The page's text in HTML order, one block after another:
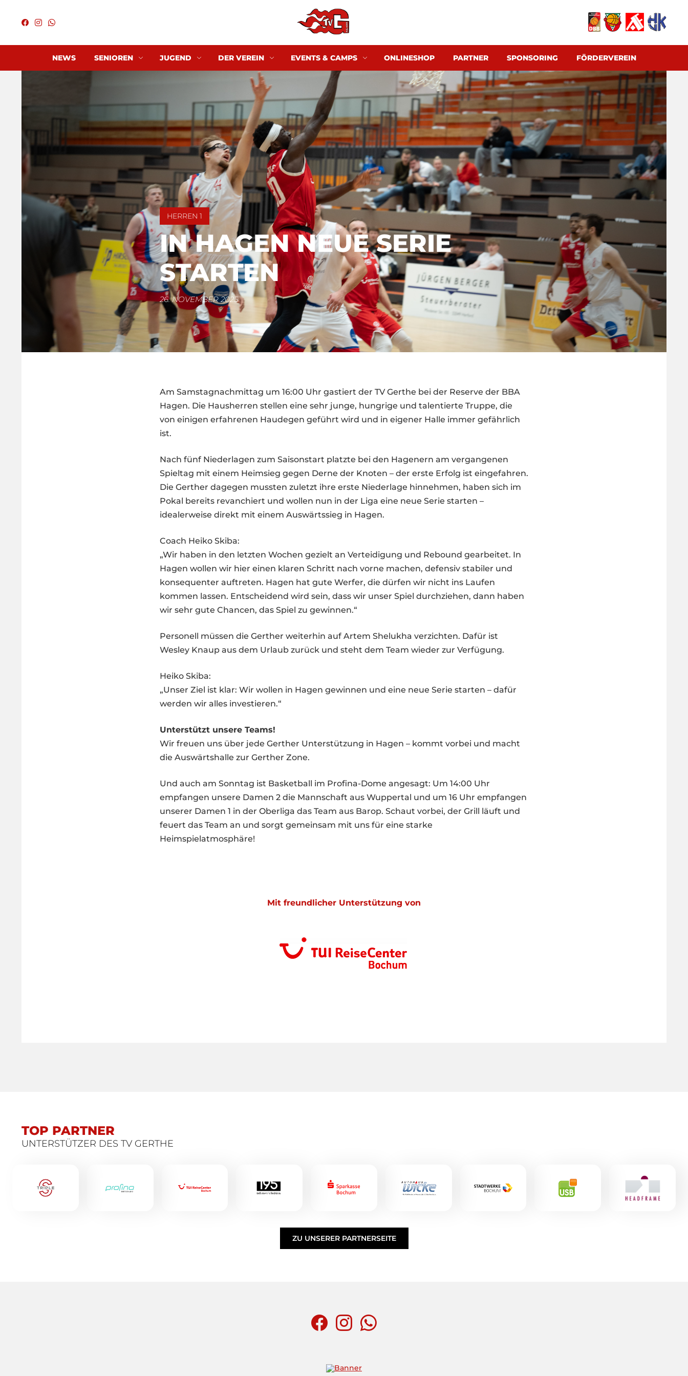
NEWS SENIOREN JUGEND DER VEREIN EVENTS & CAMPS ONLINESHOP PARTNER SPONSORING FÖRDERVEREIN
HERREN 1
IN HAGEN NEUE SERIE
STARTEN
26. NOVEMBER 2025
Am Samstagnachmittag um 16:00 Uhr gastiert der TV Gerthe bei der Reserve der BBA
Hagen. Die Hausherren stellen eine sehr junge, hungrige und talentierte Truppe, die
von einigen erfahrenen Haudegen geführt wird und in eigener Halle immer gefährlich
ist.
Nach fünf Niederlagen zum Saisonstart platzte bei den Hagenern am vergangenen
Spieltag mit einem Heimsieg gegen Derne der Knoten – der erste Erfolg ist eingefahren.
Die Gerther dagegen mussten zuletzt ihre erste Niederlage hinnehmen, haben sich im
Pokal bereits revanchiert und wollen nun in der Liga eine neue Serie starten –
idealerweise direkt mit einem Auswärtssieg in Hagen.
Coach Heiko Skiba:
„Wir haben in den letzten Wochen gezielt an Verteidigung und Rebound gearbeitet. In
Hagen wollen wir hier einen klaren Schritt nach vorne machen, defensiv stabiler und
konsequenter auftreten. Hagen hat gute Werfer, die dürfen wir nicht ins Laufen
kommen lassen. Entscheidend wird sein, dass wir unser Spiel durchziehen, dann haben
wir sehr gute Chancen, das Spiel zu gewinnen.“
Personell müssen die Gerther weiterhin auf Artem Shelukha verzichten. Dafür ist
Wesley Knaup aus dem Urlaub zurück und steht dem Team wieder zur Verfügung.
Heiko Skiba:
„Unser Ziel ist klar: Wir wollen in Hagen gewinnen und eine neue Serie starten – dafür
werden wir alles investieren.“
Unterstützt unsere Teams!
Wir freuen uns über jede Gerther Unterstützung in Hagen – kommt vorbei und macht
die Auswärtshalle zur Gerther Zone.
Und auch am Sonntag ist Basketball im Profina-Dome angesagt: Um 14:00 Uhr
empfangen unsere Damen 2 die Mannschaft aus Wuppertal und um 16 Uhr empfangen
unserer Damen 1 in der Oberliga das Team aus Barop. Schaut vorbei, der Grill läuft und
feuert das Team an und sorgt gemeinsam mit uns für eine starke
Heimspielatmosphäre!
Mit freundlicher Unterstützung von
TOP PARTNER
UNTERSTÜTZER DES TV GERTHE
ZU UNSERER PARTNERSEITE